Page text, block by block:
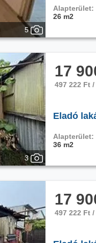
5
Alapterület:
26 m2
3
17
497 222 Ft /
Eladó
Alapterület:
36 m2
17
497 222 Ft /